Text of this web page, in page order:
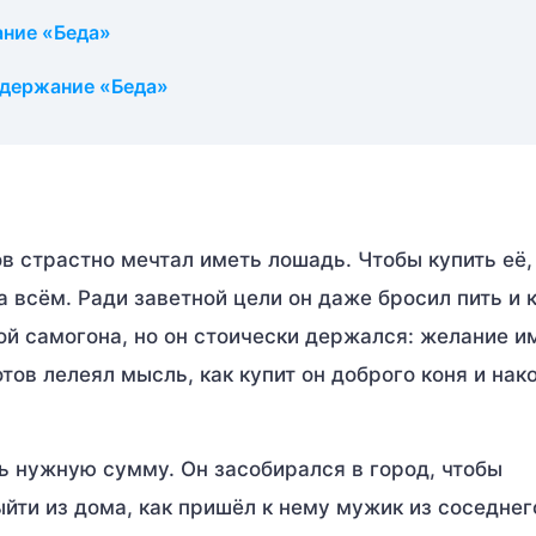
«Беда»
«Беда»
страстно мечтал иметь лошадь. Чтобы купить
всём. Ради заветной цели он даже бросил пить и
самогона, но он стоически держался: желание
лелеял мысль, как купит он доброго коня и
нужную сумму. Он засобирался в город, чтобы
из дома, как пришёл к нему мужик из